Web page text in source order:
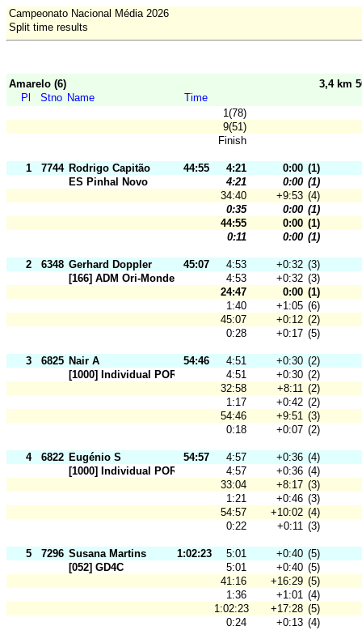
Campeonato Nacional Média 2026
Split time results
Amarelo (6)
3,4 km
Pl
Stno Name
Time
1(78)
9(51)
Finish
1 7744 Rodrigo Capitão 44:55 4:21 0:00 (1)
ES Pinhal Novo
4:21 0:00 (1)
34:40
+9:53 (4)
0:35
0:00 (1)
44:55
0:00 (1)
0:11
0:00 (1)
2 6348 Gerhard Doppler 45:07 4:53 +0:32 (3)
[166] ADM Ori-Mondego
4:53 +0:32 (3)
24:47
0:00 (1)
1:40
+1:05 (6)
45:07
+0:12 (2)
0:28
+0:17 (5)
3 6825 Nair A 54:46 4:51 +0:30 (2)
[1000] Individual POR Fed
4:51 +0:30 (2)
32:58
+8:11 (2)
1:17
+0:42 (2)
54:46
+9:51 (3)
0:18
+0:07 (2)
4 6822 Eugénio S 54:57 4:57 +0:36 (4)
[1000] Individual POR Fed
4:57 +0:36 (4)
33:04
+8:17 (3)
1:21
+0:46 (3)
54:57
+10:02 (4)
0:22
+0:11 (3)
5 7296 Susana Martins 1:02:23 5:01 +0:40 (5)
[052] GD4C
5:01 +0:40 (5)
41:16
+16:29 (5)
1:36
+1:01 (4)
1:02:23
+17:28 (5)
0:24
+0:13 (4)